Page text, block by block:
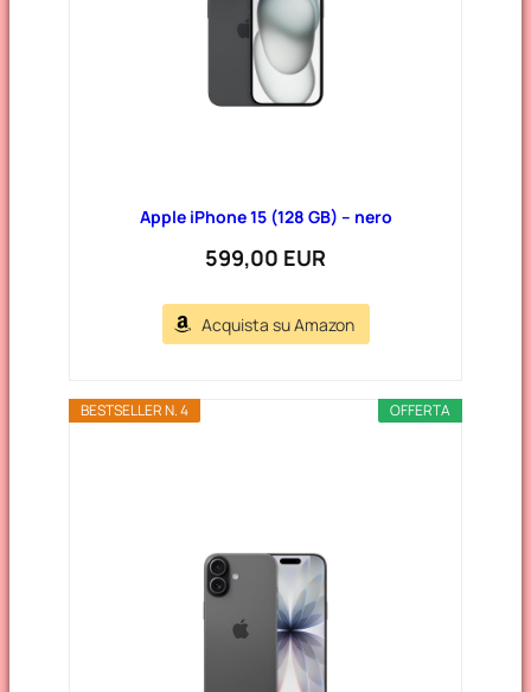
Apple iPhone 15 (128 GB) – nero
599,00 EUR
Acquista su Amazon
OFFERTA
BESTSELLER N. 4